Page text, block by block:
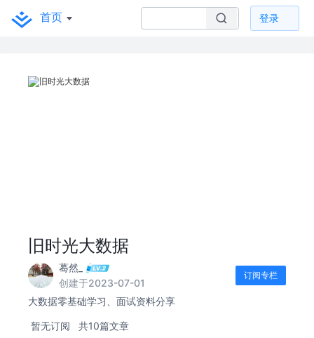
首页 登录
旧时光大数据
蓦然_
创建于2023-07-01
订阅专栏
大数据零基础学习、面试资料分享
暂无订阅 共10篇文章